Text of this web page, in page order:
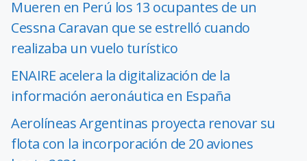
Mueren en Perú los 13 ocupantes de un
Cessna Caravan que se estrelló cuando
realizaba un vuelo turístico
ENAIRE acelera la digitalización de la
información aeronáutica en España
Aerolíneas Argentinas proyecta renovar su
flota con la incorporación de 20 aviones